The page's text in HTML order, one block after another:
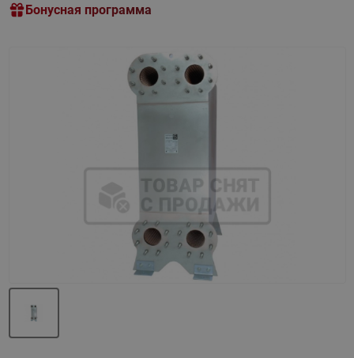
Бонусная программа